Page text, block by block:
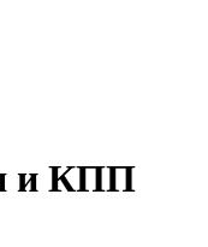
и КПП